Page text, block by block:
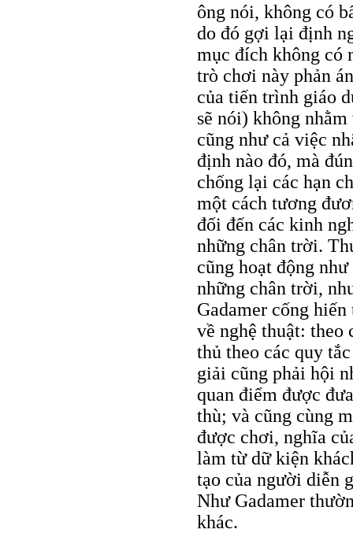
ông nói, không có
do đó gợi lại định
mục đích không có
trò chơi này phản
của tiến trình giáo
sẽ nói) không
cũng như cả việc
định nào đó, mà
chống lại các hạn
một cách tương
đối đến các kinh
những chân trời.
cũng hoạt động
những chân trời,
Gadamer cống
về nghệ thuật: theo
thủ theo các quy
giải cũng phải hội
quan điểm được
thù; và cũng cùng
được chơi, nghĩa
làm từ dữ kiện
tạo của người diễn
Như Gadamer
khác.